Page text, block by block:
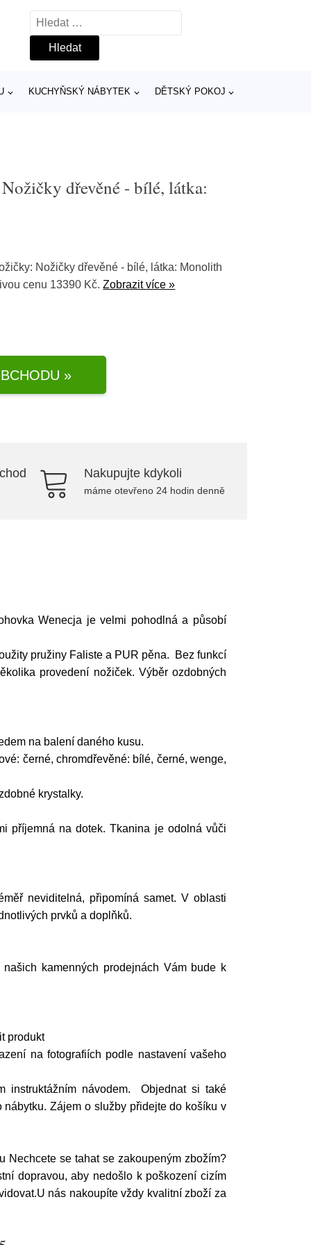
Vyhledávání
KUCHYŇSKÝ NÁBYTEK DĚTSKÝ POKOJ
dřevěné - bílé, látka:
Nožičky dřevěné - bílé, látka: Monolith
cenu 13390 Kč.Zobrazit více »
»
Nakupujte kdykoli
máme otevřeno 24 hodin denně
Wenecja je velmi pohodlná a působí
pružiny Faliste a PUR pěna. Bez funkcí
provedení nožiček. Výběr ozdobných
na balení daného kusu.
černé, chromdřevěné: bílé, černé, wenge,
krystalky.
příjemná na dotek. Tkanina je odolná vůči
neviditelná, připomíná samet. V oblasti
prvků a doplňků.
kamenných prodejnách Vám bude k
produkt
na fotografiích podle nastavení vašeho
instruktážním návodem. Objednat si také
Zájem o služby přidejte do košíku v
Nechcete se tahat se zakoupeným zbožím?
dopravou, aby nedošlo k poškození cizím
nás nakoupíte vždy kvalitní zboží za